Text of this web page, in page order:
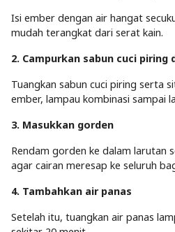
Isi ember dengan air hangat
mudah terangkat dari serat kain.
2. Campurkan sabun cuci piring
Tuangkan sabun cuci piring serta
ember, lampau kombinasi sampai
3. Masukkan gorden
Rendam gorden ke dalam larutan
agar cairan meresap ke seluruh
4. Tambahkan air panas
Setelah itu, tuangkan air panas